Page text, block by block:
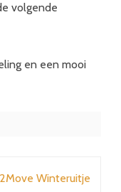
volgende
en een mooi
Winteruitje